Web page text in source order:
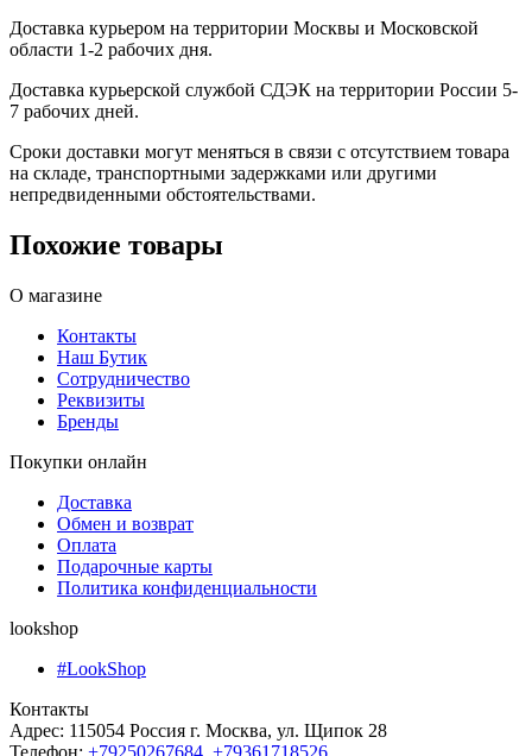
Доставка курьером на территории Москвы и Московской
области 1-2 рабочих дня.
Доставка курьерской службой СДЭК на территории России 5-
7 рабочих дней.
Сроки доставки могут меняться в связи с отсутствием товара
на складе, транспортными задержками или другими
непредвиденными обстоятельствами.
Похожие товары
О магазине
Контакты
Наш Бутик
Сотрудничество
Реквизиты
Бренды
Покупки онлайн
Доставка
Обмен и возврат
Оплата
Подарочные карты
Политика конфиденциальности
lookshop
#LookShop
Контакты
Адрес: 115054 Россия г. Москва, ул. Щипок 28